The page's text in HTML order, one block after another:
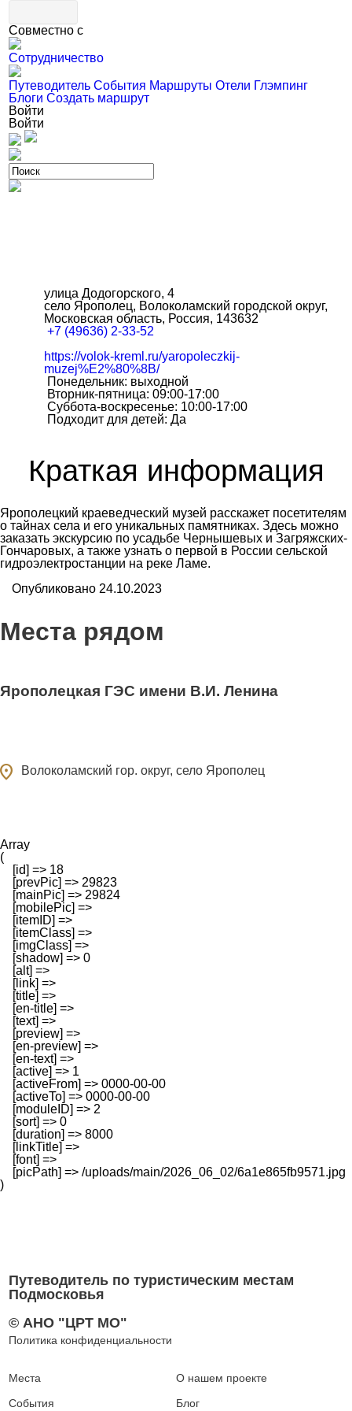
Совместно с
Сотрудничество
Путеводитель События Маршруты Отели Глэмпинг
Блоги Создать маршрут
Войти
Войти
улица Додогорского, 4
село Ярополец, Волоколамский городской округ,
Московская область, Россия, 143632
+7 (49636) 2-33-52
https://volok-kreml.ru/yaropoleczkij-
muzej%E2%80%8B/
Понедельник: выходной
Вторник-пятница: 09:00-17:00
Суббота-воскресенье: 10:00-17:00
Подходит для детей: Да
Краткая информация
Ярополецкий краеведческий музей расскажет посетителям
о тайнах села и его уникальных памятниках. Здесь можно
заказать экскурсию по усадьбе Чернышевых и Загряжских-
Гончаровых, а также узнать о первой в России сельской
гидроэлектростанции на реке Ламе.
Опубликовано 24.10.2023
Места рядом
Ярополецкая ГЭС имени В.И. Ленина
Волоколамский гор. округ, село Ярополец
Array
(
    [id] => 18
    [prevPic] => 29823
    [mainPic] => 29824
    [mobilePic] =>
    [itemID] =>
    [itemClass] =>
    [imgClass] =>
    [shadow] => 0
    [alt] =>
    [link] =>
    [title] =>
    [en-title] =>
    [text] =>
    [preview] =>
    [en-preview] =>
    [en-text] =>
    [active] => 1
    [activeFrom] => 0000-00-00
    [activeTo] => 0000-00-00
    [moduleID] => 2
    [sort] => 0
    [duration] => 8000
    [linkTitle] =>
    [font] =>
    [picPath] => /uploads/main/2026_06_02/6a1e865fb9571.jpg
Путеводитель по туристическим местам
Подмосковья
© АНО "ЦРТ МО"
Политика конфиденциальности
Места
События
О нашем проекте
Блог